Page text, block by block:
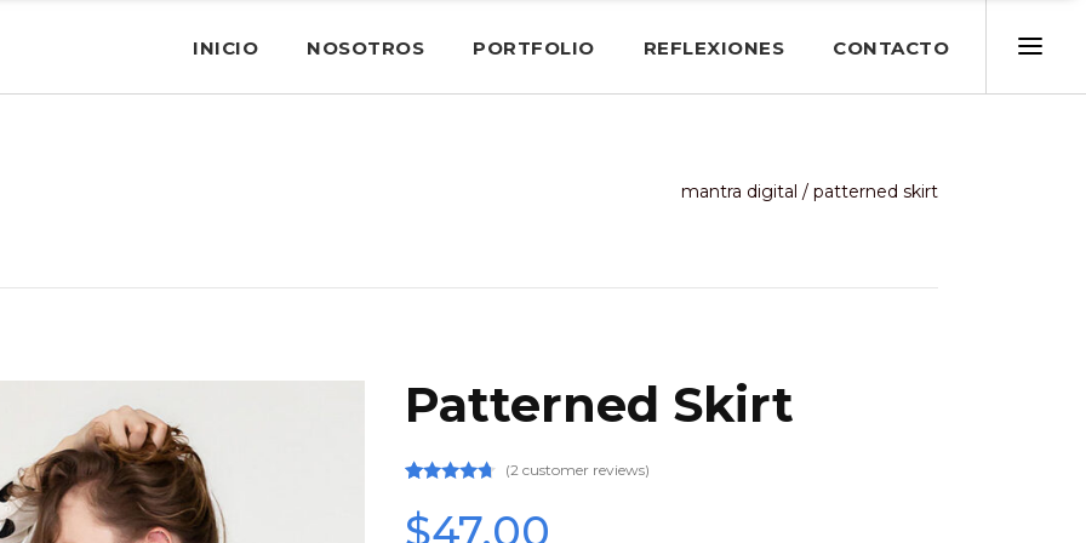
INICIO NOSOTROS PORTFOLIO REFLEXIONES CONTACTO
mantra digital / patterned skirt
Patterned Skirt
4.50
out
(2customer reviews)
$47.00